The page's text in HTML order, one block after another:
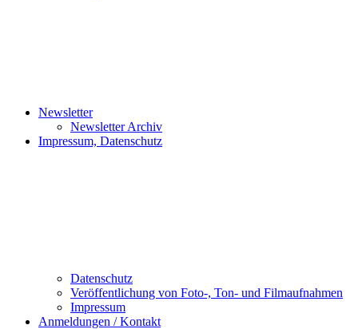
Newsletter
Newsletter Archiv
Impressum, Datenschutz
Datenschutz
Veröffentlichung von Foto-, Ton- und Filmaufnahmen
Impressum
Anmeldungen / Kontakt